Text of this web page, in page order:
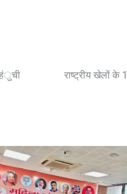
राष्ट्रीय खेलों के